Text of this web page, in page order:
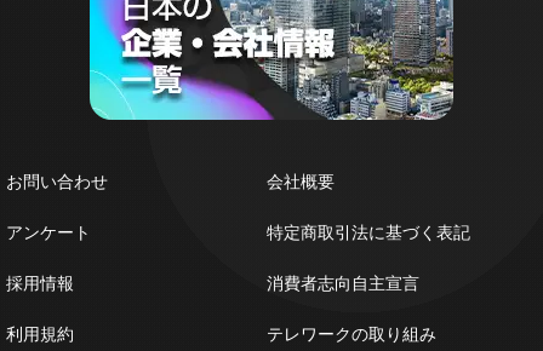
お問い合わせ
アンケート
採用情報
利用規約
会社概要
特定商取引法に基づく表記
消費者志向自主宣言
テレワークの取り組み